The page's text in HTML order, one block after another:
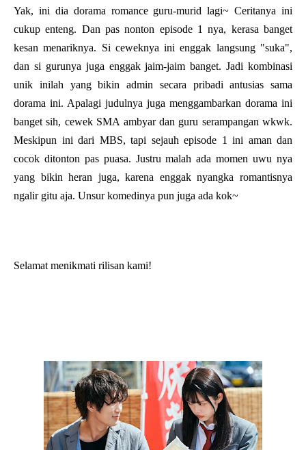
Yak, ini dia dorama romance guru-murid lagi~ Ceritanya ini
cukup enteng. Dan pas nonton episode 1 nya, kerasa banget
kesan menariknya. Si ceweknya ini enggak langsung "suka",
dan si gurunya juga enggak jaim-jaim banget. Jadi kombinasi
unik inilah yang bikin admin secara pribadi antusias sama
dorama ini. Apalagi judulnya juga menggambarkan dorama ini
banget sih, cewek SMA ambyar dan guru serampangan wkwk.
Meskipun ini dari MBS, tapi sejauh episode 1 ini aman dan
cocok ditonton pas puasa. Justru malah ada momen uwu nya
yang bikin heran juga, karena enggak nyangka romantisnya
ngalir gitu aja. Unsur komedinya pun juga ada kok~
Selamat menikmati rilisan kami!